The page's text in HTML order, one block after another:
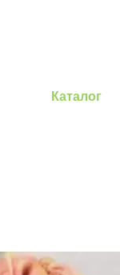
Каталог